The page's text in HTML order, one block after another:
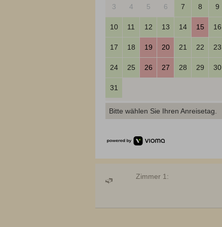
3 4 5 6 7 8 9
10 11 12 13 14 15 16
17 18 19 20 21 22 23
24 25 26 27 28 29 30
31
Bitte wählen Sie Ihren Anreisetag.
Zimmer 1: